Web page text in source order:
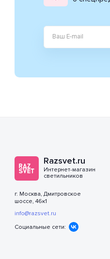
Razsvet.ru
Интернет-магазин
светильников
г. Москва, Дмитровское
шоссе, 46к1
info@razsvet.ru
Социальные сети: